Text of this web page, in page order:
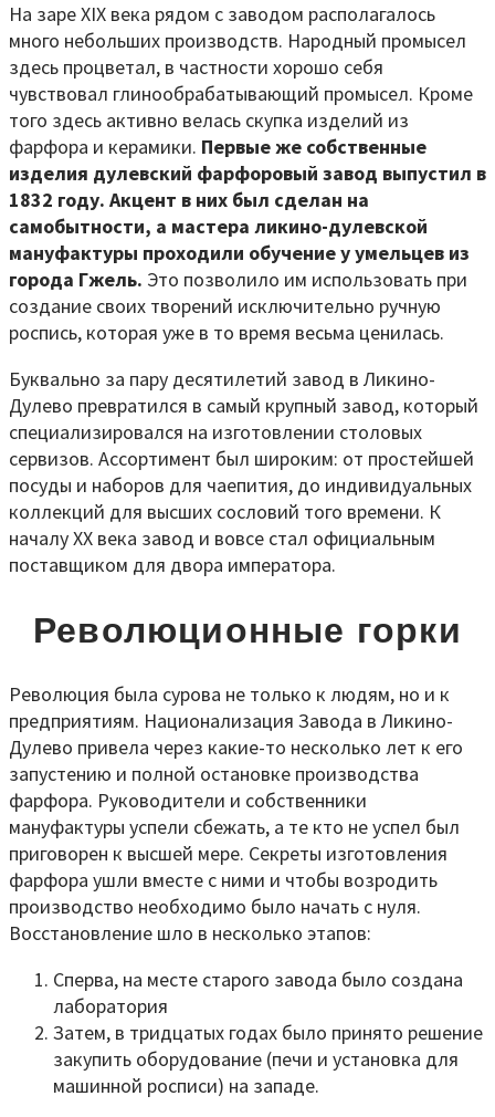
На заре XIX века рядом с заводом располагалось
много небольших производств. Народный промысел
здесь процветал, в частности хорошо себя
чувствовал глинообрабатывающий промысел. Кроме
того здесь активно велась скупка изделий из
фарфора и керамики. Первые же собственные
изделия дулевский фарфоровый завод выпустил в
1832 году. Акцент в них был сделан на
самобытности, а мастера ликино-дулевской
мануфактуры проходили обучение у умельцев из
города Гжель. Это позволило им использовать при
создание своих творений исключительно ручную
роспись, которая уже в то время весьма ценилась.
Буквально за пару десятилетий завод в Ликино-
Дулево превратился в самый крупный завод, который
специализировался на изготовлении столовых
сервизов. Ассортимент был широким: от простейшей
посуды и наборов для чаепития, до индивидуальных
коллекций для высших сословий того времени. К
началу XX века завод и вовсе стал официальным
поставщиком для двора императора.
Революционные горки
Революция была сурова не только к людям, но и к
предприятиям. Национализация Завода в Ликино-
Дулево привела через какие-то несколько лет к его
запустению и полной остановке производства
фарфора. Руководители и собственники
мануфактуры успели сбежать, а те кто не успел был
приговорен к высшей мере. Секреты изготовления
фарфора ушли вместе с ними и чтобы возродить
производство необходимо было начать с нуля.
Восстановление шло в несколько этапов:
Сперва, на месте старого завода было создана
лаборатория
Затем, в тридцатых годах было принято решение
закупить оборудование (печи и установка для
машинной росписи) на западе.